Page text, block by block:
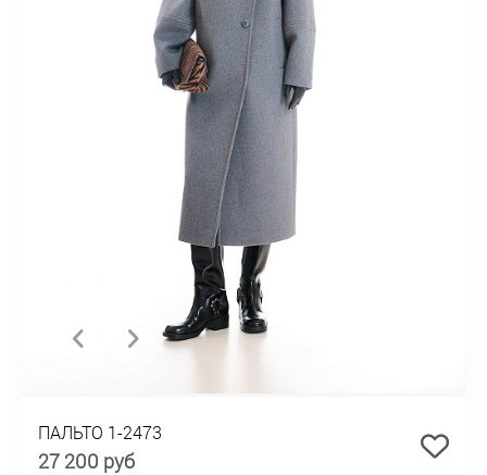
ПАЛЬТО 1-2473
27 200 руб